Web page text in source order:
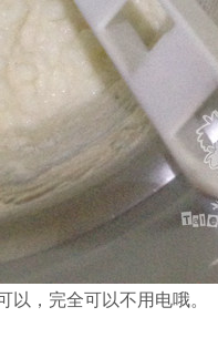
，完全可以不用电哦。